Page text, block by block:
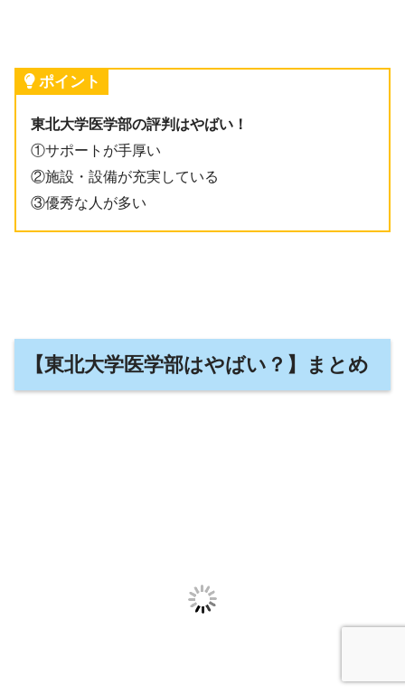
ポイント
東北大学医学部の評判はやばい！
①サポートが手厚い
②施設・設備が充実している
③優秀な人が多い
【東北大学医学部はやばい？】まとめ